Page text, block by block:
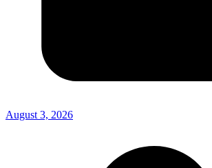
August 3, 2026